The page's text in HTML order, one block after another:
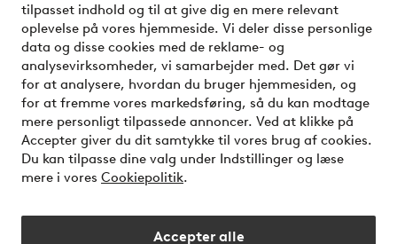
tilpasset indhold og til at give dig en mere relevant
oplevelse på vores hjemmeside. Vi deler disse personlige
data og disse cookies med de reklame- og
analysevirksomheder, vi samarbejder med. Det gør vi
for at analysere, hvordan du bruger hjemmesiden, og
for at fremme vores markedsføring, så du kan modtage
mere personligt tilpassede annoncer. Ved at klikke på
Accepter giver du dit samtykke til vores brug af cookies.
Du kan tilpasse dine valg under Indstillinger og læse
mere i vores Cookiepolitik.
Accepter alle
Sikre betalinger - betal nu eller del op
Vil du vide mere om vores betalingsmuligheder?
elpy